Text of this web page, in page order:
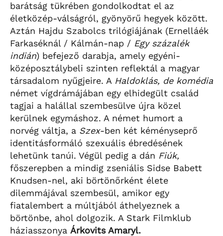
barátság tükrében gondolkodtat el az
életközép-válságról, gyönyörű hegyek között.
Aztán Hajdu Szabolcs trilógiájának (Ernelláék
Farkaséknál / Kálmán-nap / Egy százalék
indián) befejező darabja, amely egyéni-
középosztálybeli szinten reflektál a magyar
társadalom nyűgjeire. A Haldoklás, de komédia
német vígdrámájában egy elhidegült család
tagjai a halállal szembesülve újra közel
kerülnek egymáshoz. A német humort a
norvég váltja, a Szex-ben két kéményseprő
identitásformáló szexuális ébredésének
lehetünk tanúi. Végül pedig a dán Fiúk,
főszerepben a mindig zseniális Sidse Babett
Knudsen-nel, aki börtönőrként élete
dilemmájával szembesül, amikor egy
fiatalembert a múltjából áthelyeznek a
börtönbe, ahol dolgozik. A Stark Filmklub
háziasszonya Árkovits Amaryl.